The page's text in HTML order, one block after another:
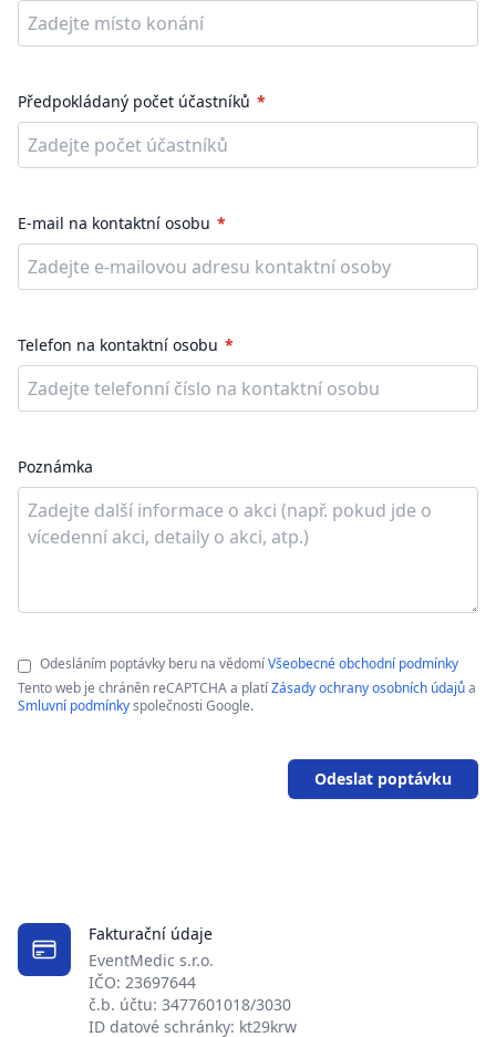
Fakturační údaje
EventMedic s.r.o.
IČO: 23697644
č.b. účtu: 3477601018/3030
ID datové schránky: kt29krw
Předpokládaný počet účastníků
E-mail na kontaktní osobu
Telefon na kontaktní osobu
Poznámka
Odesláním poptávky beru na vědomíVšeobecné obchodní podmínky
Tento web je chráněn reCAPTCHA a platíZásady ochrany osobních údajůa
Smluvní podmínkyspolečnosti Google.
Odeslat poptávku